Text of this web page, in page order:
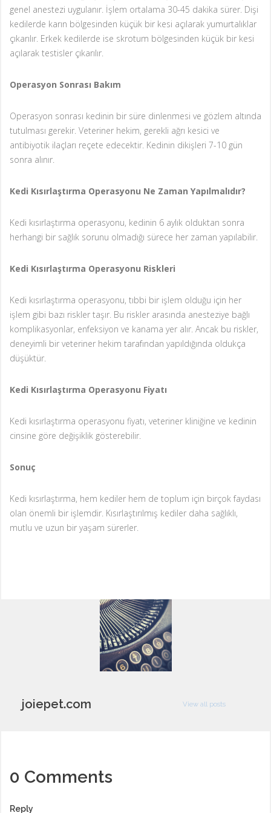
genel anestezi uygulanır. İşlem ortalama 30-45 dakika sürer. Dişi
kedilerde karın bölgesinden küçük bir kesi açılarak yumurtalıklar
çıkarılır. Erkek kedilerde ise skrotum bölgesinden küçük bir kesi
açılarak testisler çıkarılır.
Operasyon Sonrası Bakım
Operasyon sonrası kedinin bir süre dinlenmesi ve gözlem altında
tutulması gerekir. Veteriner hekim, gerekli ağrı kesici ve
antibiyotik ilaçları reçete edecektir. Kedinin dikişleri 7-10 gün
sonra alınır.
Kedi Kısırlaştırma Operasyonu Ne Zaman Yapılmalıdır?
Kedi kısırlaştırma operasyonu, kedinin 6 aylık olduktan sonra
herhangi bir sağlık sorunu olmadığı sürece her zaman yapılabilir.
Kedi Kısırlaştırma Operasyonu Riskleri
Kedi kısırlaştırma operasyonu, tıbbi bir işlem olduğu için her
işlem gibi bazı riskler taşır. Bu riskler arasında anesteziye bağlı
komplikasyonlar, enfeksiyon ve kanama yer alır. Ancak bu riskler,
deneyimli bir veteriner hekim tarafından yapıldığında oldukça
düşüktür.
Kedi Kısırlaştırma Operasyonu Fiyatı
Kedi kısırlaştırma operasyonu fiyatı, veteriner kliniğine ve kedinin
cinsine göre değişiklik gösterebilir.
Sonuç
Kedi kısırlaştırma, hem kediler hem de toplum için birçok faydası
olan önemli bir işlemdir. Kısırlaştırılmış kediler daha sağlıklı,
mutlu ve uzun bir yaşam sürerler.
joiepet.com View all posts
0 Comments
Reply